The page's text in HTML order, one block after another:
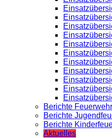
Berichte Feuerwehr
Berichte
Berichte
Aktuelles